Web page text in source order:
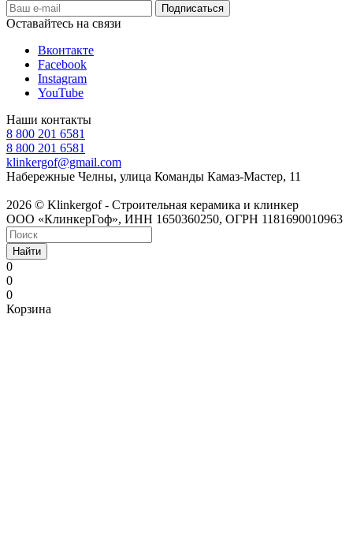
Оставайтесь на связи
Вконтакте
Facebook
Instagram
YouTube
Наши контакты
8 800 201 6581
8 800 201 6581
klinkergof@gmail.com
Набережные Челны, улица Команды Камаз-Мастер, 11
2026 © Klinkergof - Строительная керамика и клинкер
ООО «КлинкерГоф», ИНН 1650360250, ОГРН 1181690010963
Найти
0
0
0
Корзина